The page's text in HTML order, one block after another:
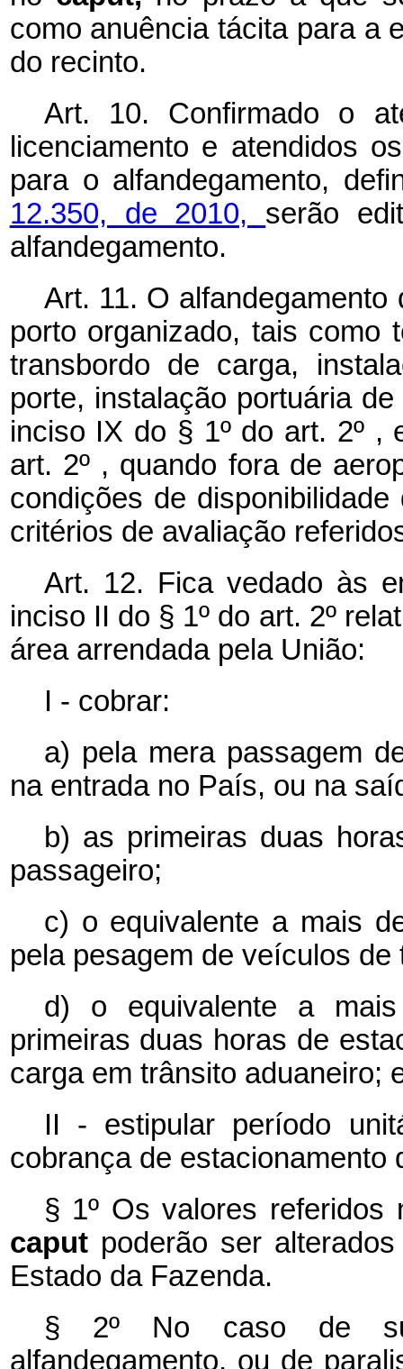
como anuência tácita para a
do recinto.
Art. 10. Confirmado o
licenciamento e atendidos
para o alfandegamento,
12.350, de 2010, serão
alfandegamento.
Art. 11. O
porto organizado, tais como
transbordo de carga,
porte, instalação portuária
inciso IX do § 1º do art. 2º ,
art. 2º , quando fora de
condições de
critérios de avaliação
Art. 12. Fica vedado às
inciso II do § 1º do art. 2º
área arrendada pela União:
I - cobrar:
a) pela mera passagem
na entrada no País, ou na
b) as primeiras duas
passageiro;
c) o equivalente a mais
pela pesagem de veículos
d) o equivalente a
primeiras duas horas de
carga em trânsito aduaneiro;
II - estipular período
cobrança de estacionamento
§ 1º Os valores referidos
caput poderão ser
Estado da Fazenda.
§ 2º No caso de
alfandegamento, ou de